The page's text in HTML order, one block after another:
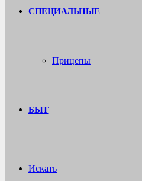
СПЕЦИАЛЬНЫЕ
Прицепы
БЫТ
Искать